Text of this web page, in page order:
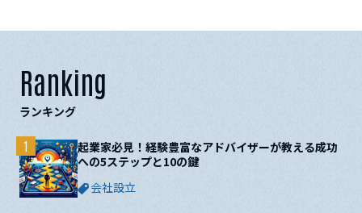
Ranking
ランキング
起業家必見！経験豊富なアドバイザーが教える成功
への5ステップと10の鍵
会社設立
1